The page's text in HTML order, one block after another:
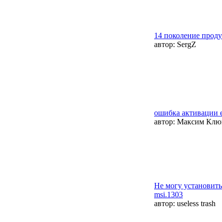
14 поколение
автор: SergZ
ошибка активации
автор: Максим
Не могу
msi.1303
автор: useless trash